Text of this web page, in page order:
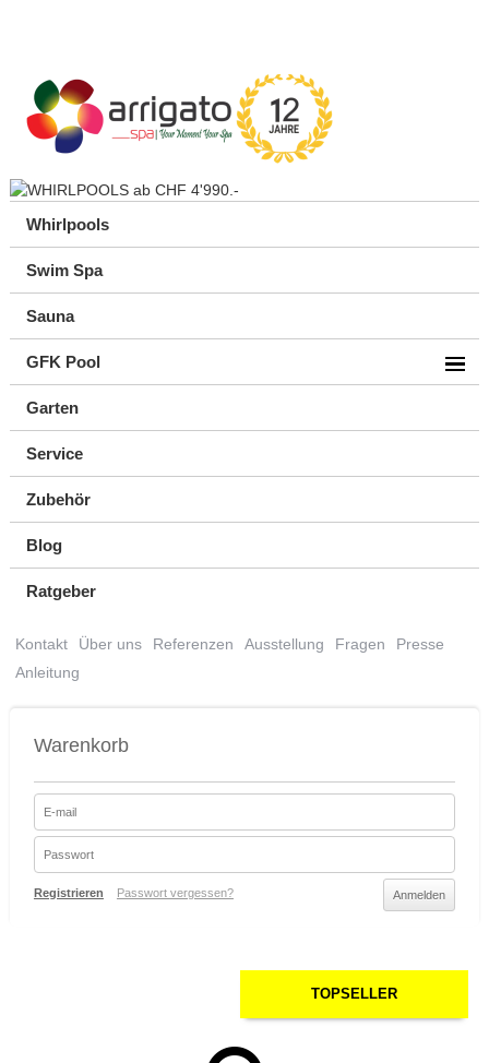
Whirlpools
Swim Spa
Sauna
GFK Pool
Garten
Service
Zubehör
Blog
Ratgeber
Kontakt Über uns Referenzen Ausstellung Fragen
Presse
Anleitung
Warenkorb
Registrieren Passwort vergessen?
TOPSELLER